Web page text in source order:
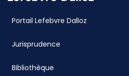
Portail Lefebvre Dalloz
Jurisprudence
Bibliothèque